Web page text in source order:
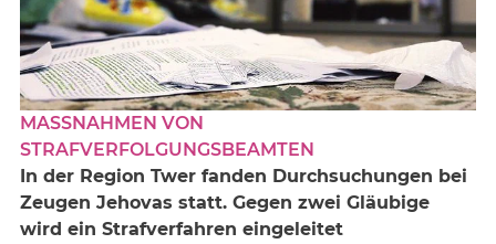
MASSNAHMEN VON S
TRAFVERFOLGUNGSBEAMTEN
In der Region Twer fanden Durchsuchungen bei
Zeugen Jehovas statt. Gegen zwei Gläubige
wird ein Strafverfahren eingeleitet